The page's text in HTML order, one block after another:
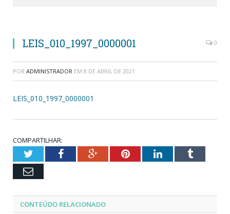
LEIS_010_1997_0000001 0
POR ADMINISTRADOR EM 8 DE ABRIL DE 2021
LEIS_010_1997_0000001
COMPARTILHAR:
TwitterFacebookGoogle+PinterestLinkedInTumblr
Email
CONTEÚDO RELACIONADO